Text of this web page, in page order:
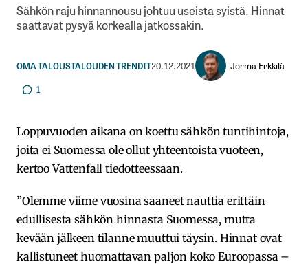
Sähkön raju hinnannousu johtuu useista syistä. Hinnat
saattavat pysyä korkealla jatkossakin.
OMA TALOUSTALOUDEN TRENDIT20.12.2021
Jorma Erkkilä
1
Loppuvuoden aikana on koettu sähkön tuntihintoja,
joita ei Suomessa ole ollut yhteentoista vuoteen,
kertoo Vattenfall tiedotteessaan.
”Olemme viime vuosina saaneet nauttia erittäin
edullisesta sähkön hinnasta Suomessa, mutta
kevään jälkeen tilanne muuttui täysin. Hinnat ovat
kallistuneet huomattavan paljon koko Euroopassa –